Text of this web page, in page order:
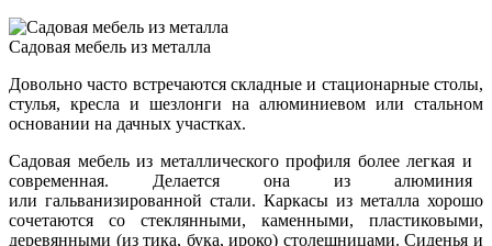
Садовая мебель из металла
Довольно часто встречаются складные и стационарные столы,
стулья, кресла и шезлонги на алюминиевом или стальном
основании на дачных участках.
Садовая мебель из металлического профиля более легкая и
современная. Делается она из алюминия
или гальванизированной стали. Каркасы из металла хорошо
сочетаются со стеклянными, каменными, пластиковыми,
деревянными (из тика, бука, ироко) столешницами. Сиденья и